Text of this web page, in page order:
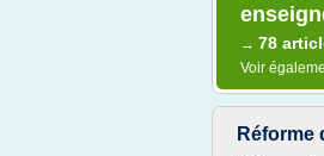
→ 78
Voir
Réforme